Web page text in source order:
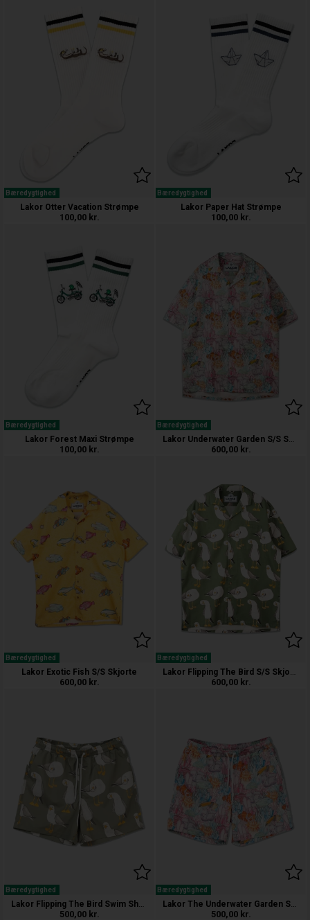
Bæredygtighed
Lakor Otter Vacation Strømpe
100,00 kr.
Bæredygtighed
Lakor Paper Hat Strømpe
100,00 kr.
Bæredygtighed
Lakor Forest Maxi Strømpe
100,00 kr.
Bæredygtighed
Lakor Underwater Garden S/S Skjorte
600,00 kr.
Bæredygtighed
Lakor Exotic Fish S/S Skjorte
600,00 kr.
Bæredygtighed
600,00 kr.
Bæredygtighed
500,00 kr.
Bæredygtighed
500,00 kr.